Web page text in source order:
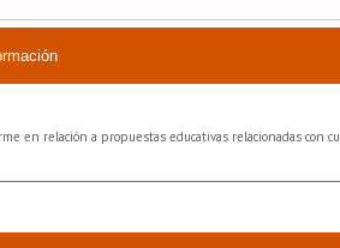
en relación a propuestas educativas relacionadas